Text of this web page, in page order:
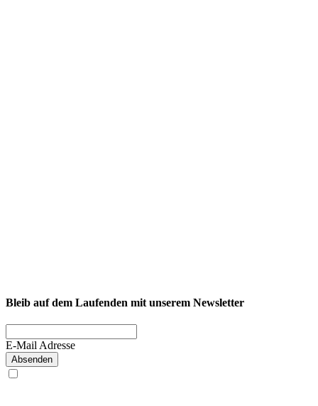
Bleib auf dem Laufenden mit unserem Newsletter
E-Mail Adresse
Absenden